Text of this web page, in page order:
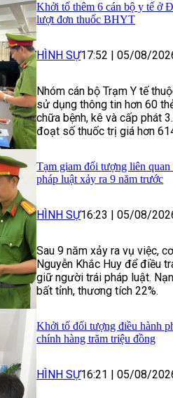
Khởi tố thêm 6 cán bộ y tế ở
lượt đơn thuốc BHYT
HÌNH SỰ17:52 05/08/
Nhóm cán bộ Trạm Y tế
sử dụng thông tin hơn 60
chữa bệnh, kê và cấp phát
đoạt số thuốc trị giá hơn
Tạm giam đối tượng liên
pháp luật xảy ra 9 năm trước
HÌNH SỰ16:23 05/08/
Sau 9 năm xảy ra vụ việc,
Nguyễn Khắc Huy để điều
giữ người trái pháp luật.
bất tỉnh, thương tích 22%.
Khởi tố đối tượng điều hành
chính hàng trăm triệu đồng
HÌNH SỰ16:21 05/08/